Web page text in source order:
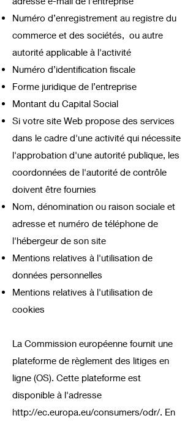
Numéro d’enregistrement au registre du
commerce et des sociétés, ou autre
autorité applicable à l'activité
Numéro d’identification fiscale
Forme juridique de l’entreprise
Montant du Capital Social
Si votre site Web propose des services
dans le cadre d'une activité qui nécessite
l'approbation d'une autorité publique, les
coordonnées de l'autorité de contrôle
doivent être fournies
Nom, dénomination ou raison sociale et
adresse et numéro de téléphone de
l'hébergeur de son site
Mentions relatives à l'utilisation de
données personnelles
Mentions relatives à l'utilisation de
cookies
La Commission européenne fournit une
plateforme de règlement des litiges en
ligne (OS). Cette plateforme est
disponible à l'adresse
http://ec.europa.eu/consumers/odr/. En